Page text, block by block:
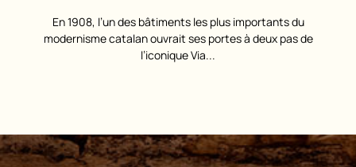
En 1908, l’un des bâtiments les plus importants du
modernisme catalan ouvrait ses portes à deux pas de
l’iconique Via...